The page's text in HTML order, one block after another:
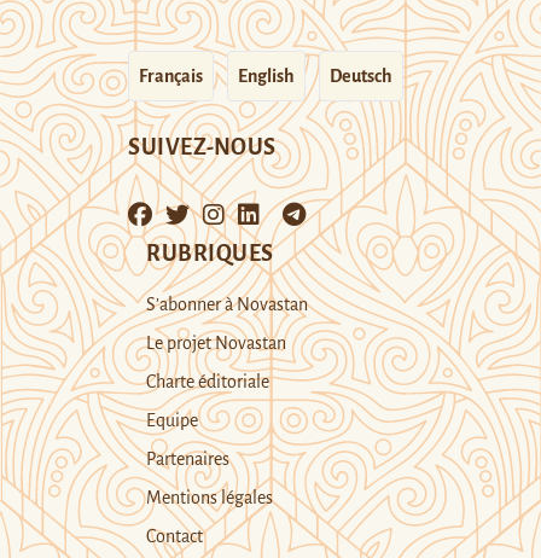
Français English Deutsch
SUIVEZ-NOUS
RUBRIQUES
S’abonner à Novastan
Le projet Novastan
Charte éditoriale
Equipe
Partenaires
Mentions légales
Contact